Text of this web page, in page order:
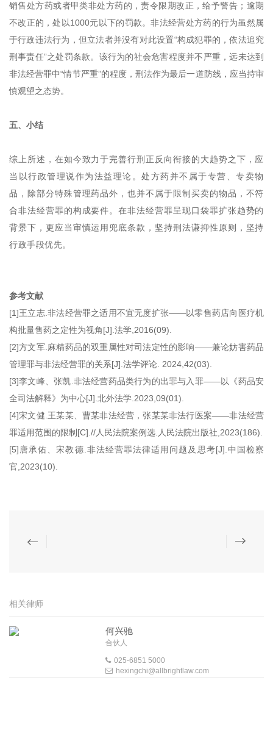
销售处方药或者甲类非处方药的，责令限期改正，给予警告；逾期
不改正的，处以1000元以下的罚款。非法经营处方药的行为虽然属
于行政违法行为，但立法者并没有对此设置“构成犯罪的，依法追究
刑事责任”之处罚条款。该行为的社会危害程度并不严重，远未达到
非法经营罪中“情节严重”的程度，刑法作为最后一道防线，应当持审
慎观望之态势。
五、小结
综上所述，在如今致力于完善行刑正反向衔接的大趋势之下，应
当以行政管理说作为法益理论。处方药并不属于专营、专卖物
品，除部分特殊管理药品外，也并不属于限制买卖的物品，不符
合非法经营罪的构成要件。在非法经营罪呈现口袋罪扩张趋势的
背景下，更应当审慎运用兜底条款，坚持刑法谦抑性原则，坚持
行政手段优先。
参考文献
[1]王立志.非法经营罪之适用不宜无度扩张——以零售药店向医疗机
构批量售药之定性为视角[J].法学,2016(09).
[2]方文军.麻精药品的双重属性对司法定性的影响——兼论妨害药品
管理罪与非法经营罪的关系[J].法学评论. 2024,42(03).
[3]李文峰、张凯.非法经营药品类行为的出罪与入罪——以《药品安
全司法解释》为中心[J].北外法学.2023,09(01).
[4]宋文健.王某某、曹某非法经营，张某某非法行医案——非法经营
罪适用范围的限制[C].//人民法院案例选.人民法院出版社,2023(186).
[5]唐承佑、宋教德.非法经营罪法律适用问题及思考[J].中国检察
官,2023(10).
相关律师
何兴驰
合伙人
025-6851 5000
hexingchi@allbrightlaw.com